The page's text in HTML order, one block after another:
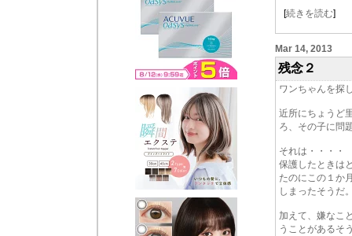
[続きを読む]
Mar 14, 2013
残念２
ワンちゃんを探
近所にちょうど
ろ、その子に問
それは・・・・
保護したときは
たのにこの１か
しまったそうだ
加えて、嫌なこ
うことがあるそ